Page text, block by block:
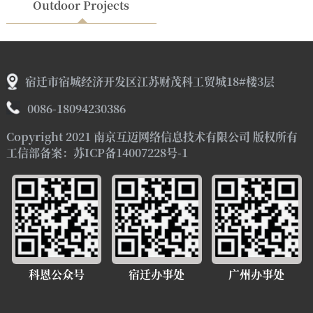
Outdoor Projects
宿迁市宿城经济开发区江苏财茂科工贸城18#楼3层
0086-18094230386
Copyright 2021 南京互迈网络信息技术有限公司 版权所有
工信部备案：苏ICP备14007228号-1
广州办事处
宿迁办事处
科恩公众号